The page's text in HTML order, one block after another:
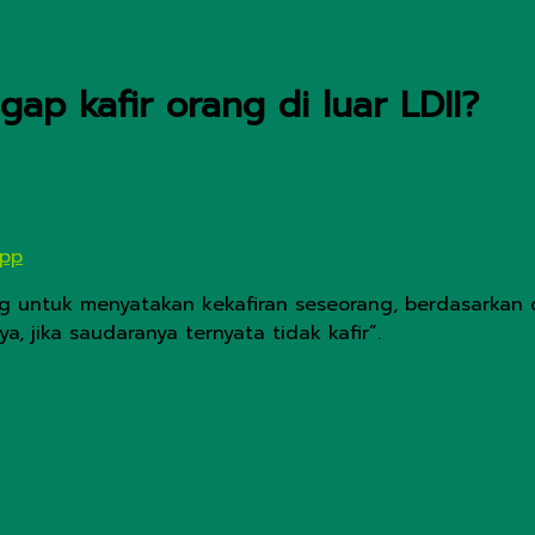
kafir orang di luar LDII?
untuk menyatakan kekafiran seseorang,
jika saudaranya ternyata tidak kafir”.